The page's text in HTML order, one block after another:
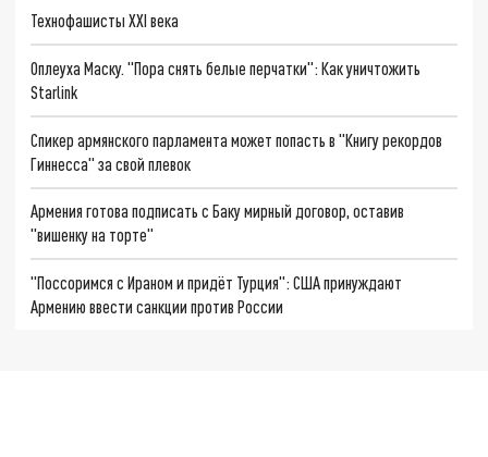
Технофашисты XXI века
Оплеуха Маску. "Пора снять белые перчатки": Как уничтожить
Starlink
Спикер армянского парламента может попасть в "Книгу рекордов
Гиннесса" за свой плевок
Армения готова подписать с Баку мирный договор, оставив
"вишенку на торте"
"Поссоримся с Ираном и придёт Турция": США принуждают
Армению ввести санкции против России